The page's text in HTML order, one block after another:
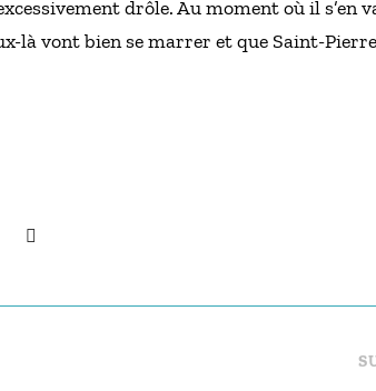
drôle. Au moment où il s’en
là vont bien se marrer et que Saint-